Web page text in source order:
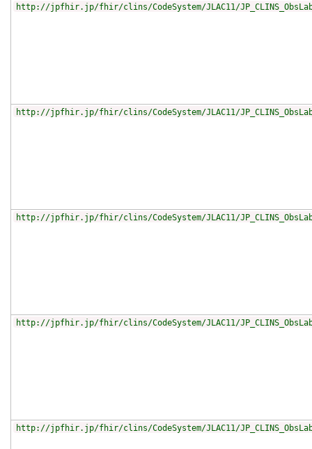
http://jpfhir.jp/fhir/clins/CodeSystem/JLAC11/
http://jpfhir.jp/fhir/clins/CodeSystem/JLAC11/
http://jpfhir.jp/fhir/clins/CodeSystem/JLAC11/
http://jpfhir.jp/fhir/clins/CodeSystem/JLAC11/
http://jpfhir.jp/fhir/clins/CodeSystem/JLAC11/